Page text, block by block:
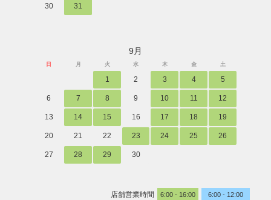
30 31
9月
日 月 火 水 木 金 土
1 2 3 4 5
6 7 8 9 10 11 12
13 14 15 16 17 18 19
20 21 22 23 24 25 26
27 28 29 30
店舗営業時間 6:00 - 16:00 6:00 - 12:00